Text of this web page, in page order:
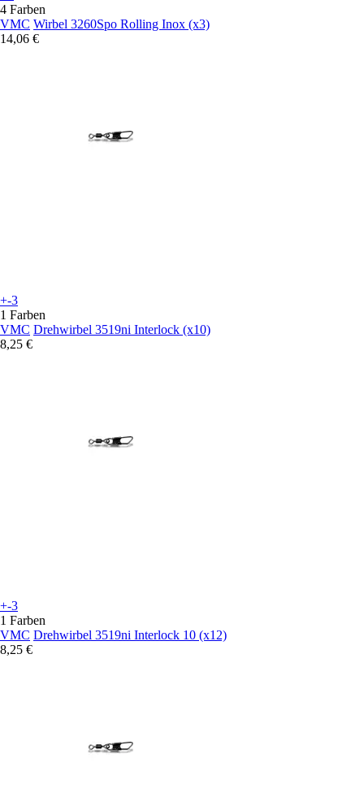
4 Farben
VMC Wirbel 3260Spo Rolling Inox (x3)
14,06 €
+-3
1 Farben
VMC Drehwirbel 3519ni Interlock (x10)
8,25 €
+-3
1 Farben
VMC Drehwirbel 3519ni Interlock 10 (x12)
8,25 €